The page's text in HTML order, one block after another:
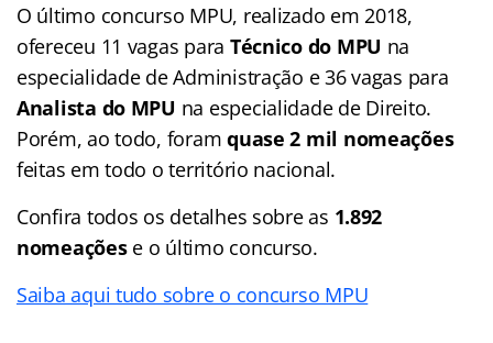
O último concurso MPU, realizado em 2018,
ofereceu 11 vagas para Técnico do MPU na
especialidade de Administração e 36 vagas para
Analista do MPU na especialidade de Direito.
Porém, ao todo, foramquase 2 mil nomeações
feitas em todo o território nacional.
Confira todos os detalhes sobre as 1.892
nomeaçõese o último concurso.
Saiba aqui tudo sobre o concurso MPU